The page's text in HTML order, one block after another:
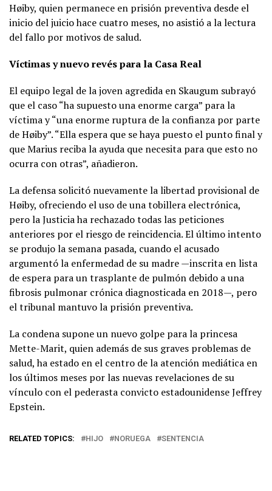
Høiby, quien permanece en prisión preventiva desde el
inicio del juicio hace cuatro meses, no asistió a la lectura
del fallo por motivos de salud.
Víctimas y nuevo revés para la Casa Real
El equipo legal de la joven agredida en Skaugum subrayó
que el caso “ha supuesto una enorme carga” para la
víctima y “una enorme ruptura de la confianza por parte
de Høiby”. “Ella espera que se haya puesto el punto final y
que Marius reciba la ayuda que necesita para que esto no
ocurra con otras”, añadieron.
La defensa solicitó nuevamente la libertad provisional de
Høiby, ofreciendo el uso de una tobillera electrónica,
pero la Justicia ha rechazado todas las peticiones
anteriores por el riesgo de reincidencia. El último intento
se produjo la semana pasada, cuando el acusado
argumentó la enfermedad de su madre —inscrita en lista
de espera para un trasplante de pulmón debido a una
fibrosis pulmonar crónica diagnosticada en 2018—, pero
el tribunal mantuvo la prisión preventiva.
La condena supone un nuevo golpe para la princesa
Mette-Marit, quien además de sus graves problemas de
salud, ha estado en el centro de la atención mediática en
los últimos meses por las nuevas revelaciones de su
vínculo con el pederasta convicto estadounidense Jeffrey
Epstein.
RELATED TOPICS: HIJO NORUEGA SENTENCIA